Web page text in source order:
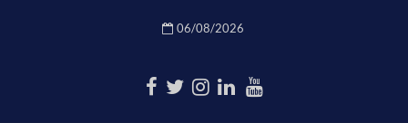
06/08/2026